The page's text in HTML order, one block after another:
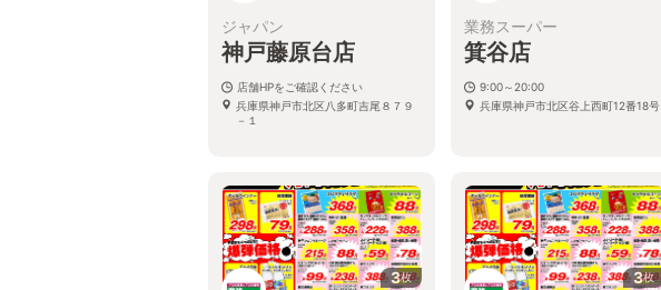
ジャパン
神戸藤原台店
店舗HPをご確認ください
兵庫県神戸市北区八多町吉尾８７９
－１
業務スーパー
箕谷店
9:00～20:00
兵庫県神戸市北区谷上西町12番18号
3枚 3枚